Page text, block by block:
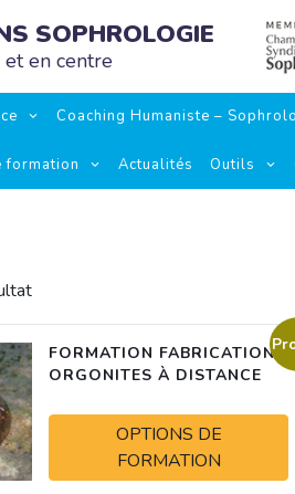
SOPHROLOGIE
et en centre
Coaching Humaniste –
formation Actualités Outils
FORMATION FABRICATION
ORGONITES À DISTANCE
OPTIONS DE
FORMATION